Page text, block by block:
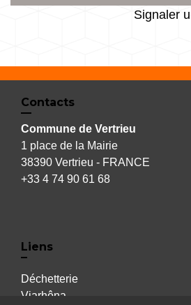
Signaler
Contacts
Commune de Vertrieu
1 place de la Mairie
38390 Vertrieu - FRANCE
+33 4 74 90 61 68
Liens
Déchetterie
Viarhôna